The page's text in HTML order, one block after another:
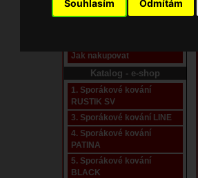
Souhlasím Odmítám
Nové pracoviště firmy
Jak nakupovat
Katalog - e-shop
1. Sporákové kování
RUSTIK SV
3. Sporákové kování LINE
4. Sporákové kování
PATINA
5. Sporákové kování
BLACK